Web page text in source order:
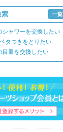
索 一覧
ャワーを交換したい
タつきをとりたい
皿を交換したい